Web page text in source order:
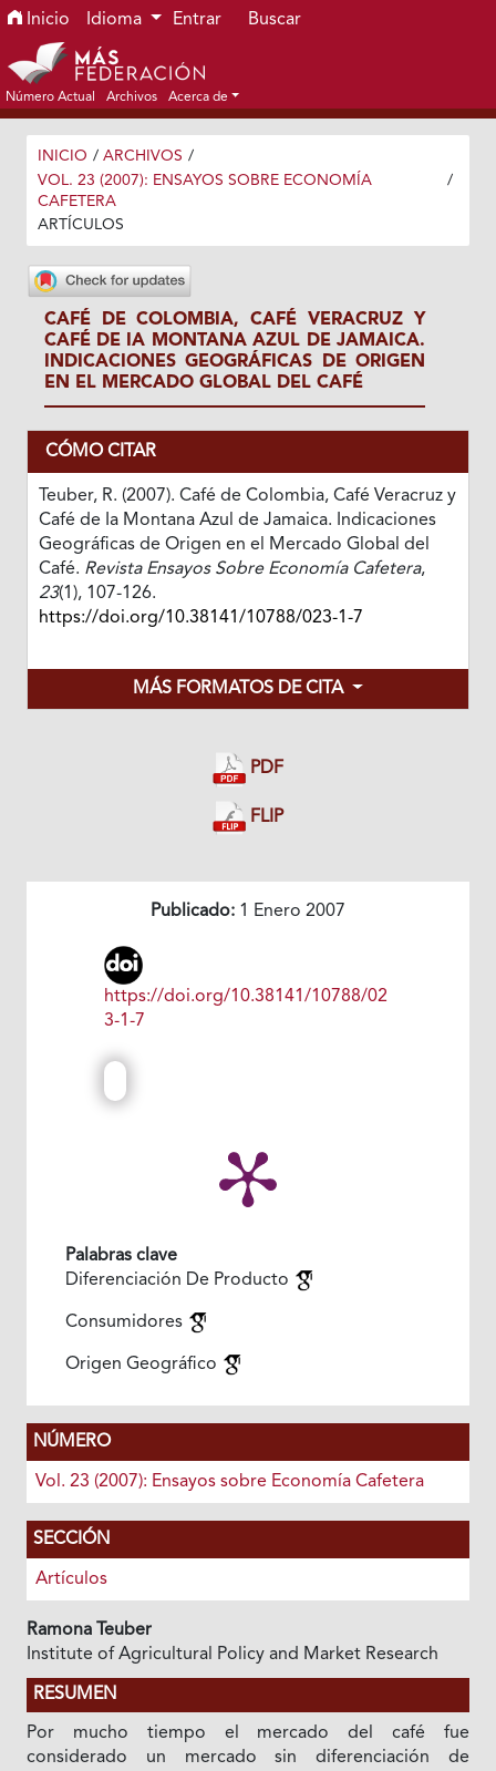
Ir al menú de navegación principal
Ir al contenido principal
Ir al pie de página del sitio
Inicio Idioma Entrar Buscar
Número Actual Archivos Acerca de
INICIO / ARCHIVOS /
VOL. 23 (2007): ENSAYOS SOBRE ECONOMÍA
CAFETERA
/
ARTÍCULOS
CAFÉ DE COLOMBIA, CAFÉ VERACRUZ Y
CAFÉ DE IA MONTANA AZUL DE JAMAICA.
INDICACIONES GEOGRÁFICAS DE ORIGEN
EN EL MERCADO GLOBAL DEL CAFÉ
CÓMO CITAR
Teuber, R. (2007). Café de Colombia, Café Veracruz y
Café de Ia Montana Azul de Jamaica. Indicaciones
Geográficas de Origen en el Mercado Global del
Café. Revista Ensayos Sobre Economía Cafetera,
23(1), 107-126.
https://doi.org/10.38141/10788/023-1-7
MÁS FORMATOS DE CITA
PDF
FLIP
Publicado: 1 Enero 2007
https://doi.org/10.38141/10788/02
3-1-7
Palabras clave
Diferenciación De Producto
Consumidores
Origen Geográfico
NÚMERO
Vol. 23 (2007): Ensayos sobre Economía Cafetera
SECCIÓN
Artículos
Ramona Teuber
Institute of Agricultural Policy and Market Research
RESUMEN
Por mucho tiempo el mercado del café fue
considerado un mercado sin diferenciación de